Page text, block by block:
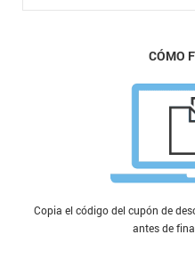
CÓMO
Copia el código del cupón de
antes de